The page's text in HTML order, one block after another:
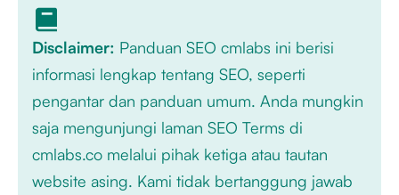
Disclaimer: Panduan SEO cmlabs ini berisi
informasi lengkap tentang SEO, seperti
pengantar dan panduan umum. Anda mungkin
saja mengunjungi laman SEO Terms di
cmlabs.co melalui pihak ketiga atau tautan
website asing. Kami tidak bertanggung jawab